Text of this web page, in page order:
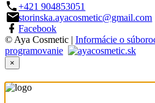
+421 904853051
storinska.ayacosmetic@gmail.com
Facebook
© Aya Cosmetic | Informácie o
programovanie
×